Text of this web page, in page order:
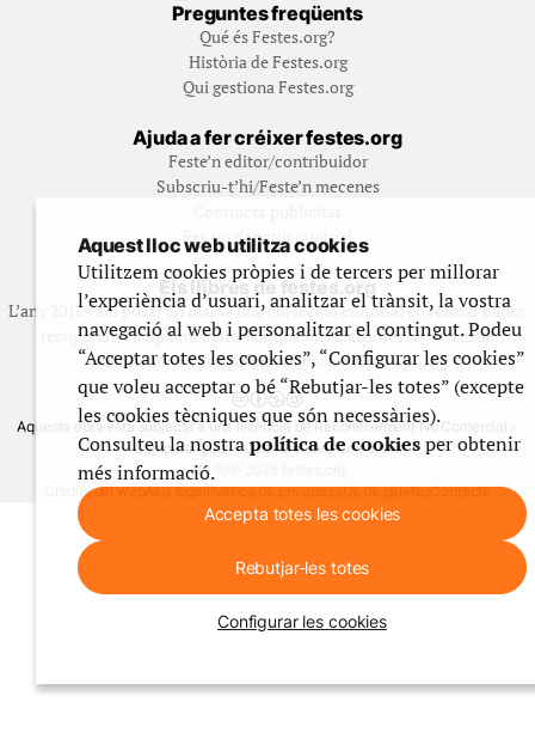
Preguntes freqüents
Qué és Festes.org?
Història de Festes.org
Qui gestiona Festes.org
Ajuda a fer créixer festes.org
Feste’n editor/contribuidor
Subscriu-t’hi/Feste’n mecenes
Fes un donatiu puntual
Els llibres de festes.org
L’any 2012 vam posar en marxa una col·lecció editorial en format paper,
recuperant i ampliant materials que fins aleshores havien estat
exclusivament accessibles al nostre espai web. [+]
Aquesta obra està subjecta a una llicència de Reconeixement No Comercial -
CompartirIgual 4.0 de Creative Commons
© 1999-2026 festes.org
Crèdits del webAvís legalPolítica de privadesaÚs de galetesContacte
Aquest lloc web utilitza cookies
Utilitzem cookies pròpies i de tercers per millorar
l’experiència d’usuari, analitzar el trànsit, la vostra
navegació al web i personalitzar el contingut. Podeu
“Acceptar totes les cookies”, “Configurar les cookies”
que voleu acceptar o bé “Rebutjar-les totes” (excepte
les cookies tècniques que són necessàries).
Consulteu la nostrapolítica de cookiesper obtenir
més informació.
Accepta totes les cookies
Rebutjar-les totes
Configurar les cookies